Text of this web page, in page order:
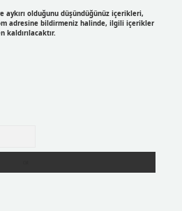
aykırı olduğunu düşündüğünüz içerikleri,
adresine bildirmeniz halinde, ilgili içerikler
kaldırılacaktır.